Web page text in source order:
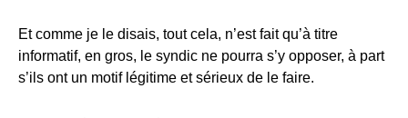
Et comme je le disais, tout cela, n’est fait qu’à titre
informatif, en gros, le syndic ne pourra s’y opposer, à part
s’ils ont un motif légitime et sérieux de le faire.